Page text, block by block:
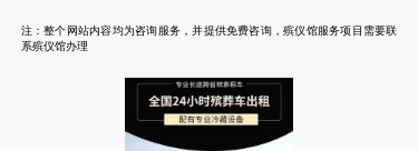
注：整个网站内容均为咨询服务，并提供免费咨询，殡仪馆服务项目需要联
系殡仪馆办理